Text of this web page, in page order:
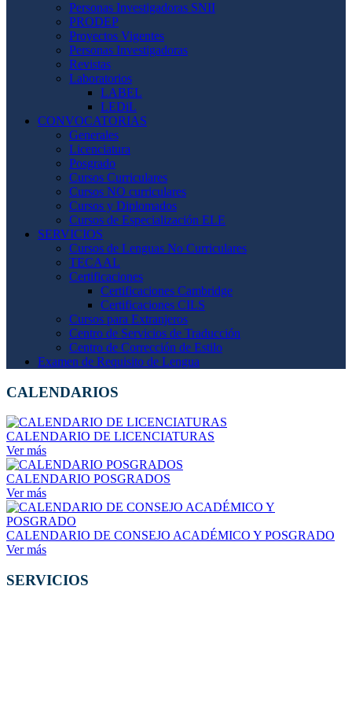
Personas Investigadoras SNII
PRODEP
Proyectos Vigentes
Personas Investigadoras
Revistas
Laboratorios
LABEL
LEDiL
CONVOCATORIAS
Generales
Licenciatura
Posgrado
Cursos Curriculares
Cursos NO curriculares
Cursos y Diplomados
Cursos de Especialización ELE
SERVICIOS
Cursos de Lenguas No Curriculares
TECAAL
Certificaciones
Certificaciones Cambridge
Certificaciones CILS
Cursos para Extranjeros
Centro de Servicios de Traducción
Centro de Corrección de Estilo
Examen de Requisito de Lengua
CALENDARIOS
CALENDARIO DE LICENCIATURAS
Ver más
CALENDARIO POSGRADOS
Ver más
CALENDARIO DE CONSEJO ACADÉMICO Y POSGRADO
Ver más
SERVICIOS